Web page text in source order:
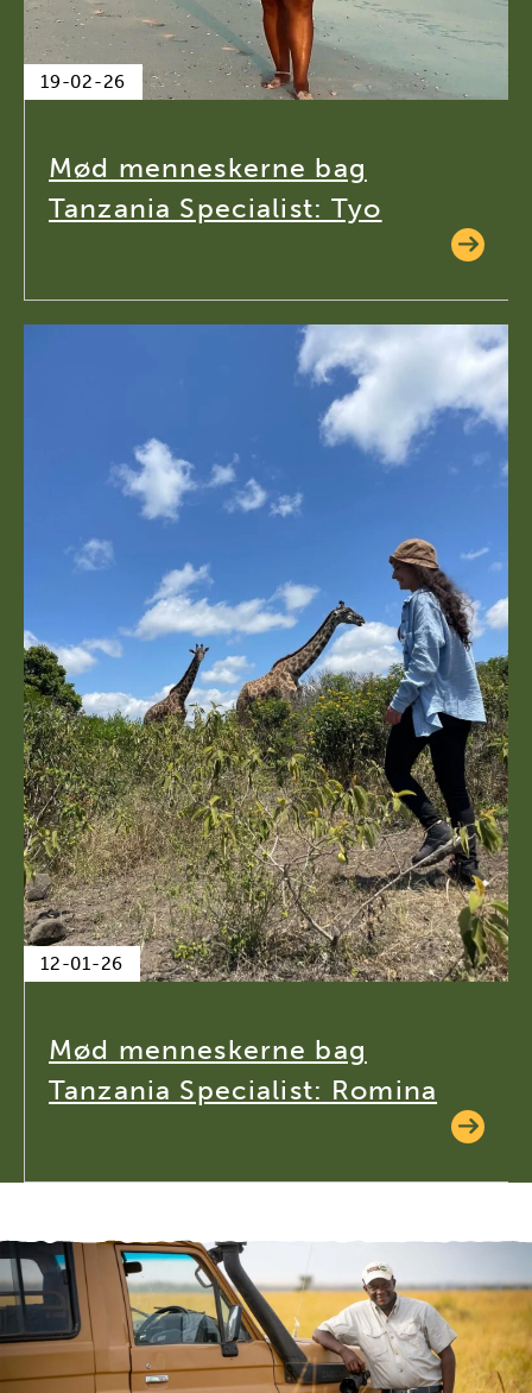
19-02-26
Mød menneskerne bag
Tanzania Specialist: Tyo
12-01-26
Mød menneskerne bag
Tanzania Specialist: Romina